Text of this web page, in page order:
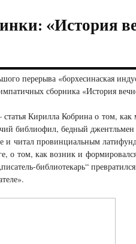
«История
перерыва «борхесинаская
сборника «История
Кирилла Кобрина о том, как
библиофил, бедный джентльмен
и читал провинциальным
о том, как возник и
библиотекарь“